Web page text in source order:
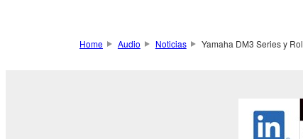
Home Audio Noticias Yamaha DM3 Series y